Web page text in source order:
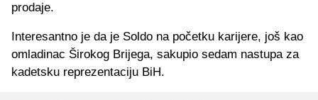
prodaje.
Interesantno je da je Soldo na početku karijere, još kao
omladinac Širokog Brijega, sakupio sedam nastupa za
kadetsku reprezentaciju BiH.